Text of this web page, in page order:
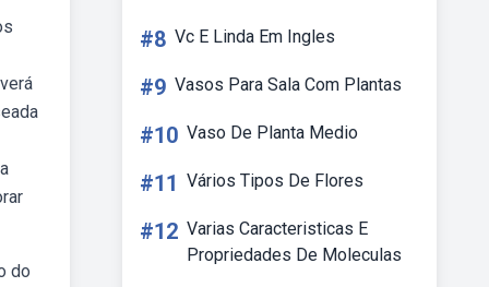
do
#8 Vc E Linda Em Ingles
#9 Vasos Para Sala Com Plantas
#10 Vaso De Planta Medio
#11 Vários Tipos De Flores
#12 Varias Caracteristicas E
Propriedades De Moleculas